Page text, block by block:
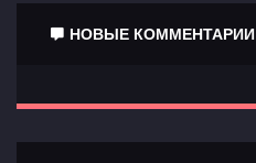
НОВЫЕ КОММЕНТАРИИ